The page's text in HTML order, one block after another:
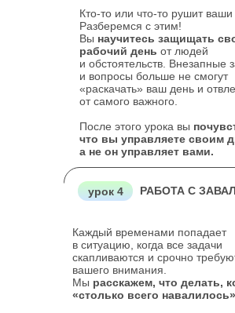
Кто-то или что-то рушит
Разберемся с этим!
Вы научитесь защищать
рабочий день от людей
и обстоятельств. Внезапные
и вопросы больше не смогут
«раскачать» ваш день и
от самого важного.
После этого урока вы
что вы управляете своим
а не он управляет вами.
урок 4 РАБОТА С
Каждый временами попадает
в ситуацию, когда все задачи
скапливаются и срочно
вашего внимания.
Мы расскажем, что делать,
«столько всего